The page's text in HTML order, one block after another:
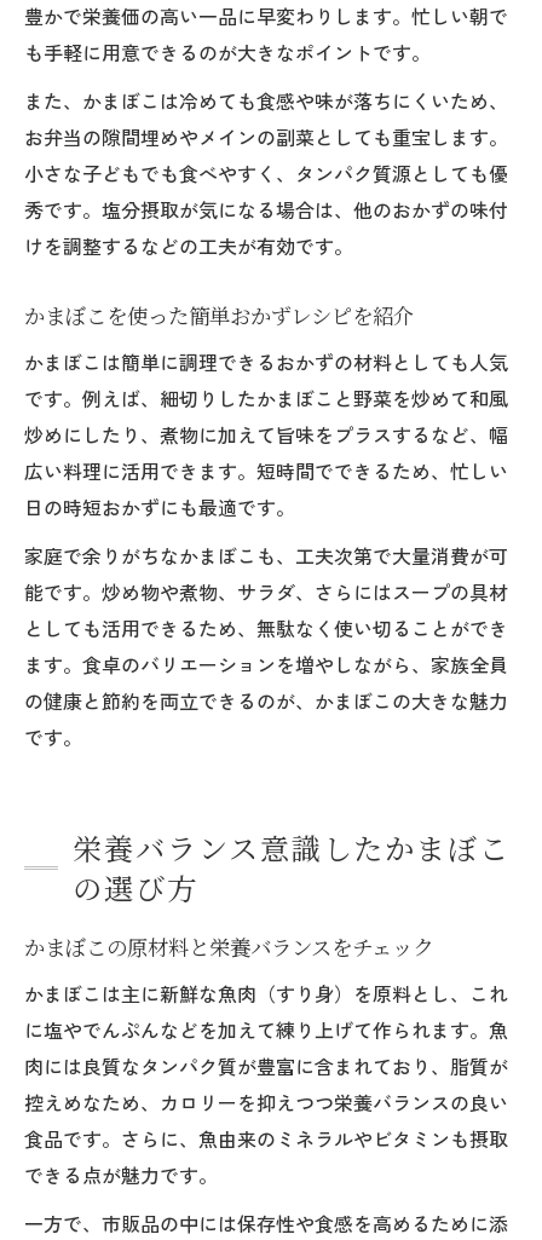
豊かで栄養価の高い一品に早変わりします。忙しい朝で
も手軽に用意できるのが大きなポイントです。
また、かまぼこは冷めても食感や味が落ちにくいため、
お弁当の隙間埋めやメインの副菜としても重宝します。
小さな子どもでも食べやすく、タンパク質源としても優
秀です。塩分摂取が気になる場合は、他のおかずの味付
けを調整するなどの工夫が有効です。
かまぼこを使った簡単おかずレシピを紹介
かまぼこは簡単に調理できるおかずの材料としても人気
です。例えば、細切りしたかまぼこと野菜を炒めて和風
炒めにしたり、煮物に加えて旨味をプラスするなど、幅
広い料理に活用できます。短時間でできるため、忙しい
日の時短おかずにも最適です。
家庭で余りがちなかまぼこも、工夫次第で大量消費が可
能です。炒め物や煮物、サラダ、さらにはスープの具材
としても活用できるため、無駄なく使い切ることができ
ます。食卓のバリエーションを増やしながら、家族全員
の健康と節約を両立できるのが、かまぼこの大きな魅力
です。
栄養バランス意識したかまぼこ
の選び方
かまぼこの原材料と栄養バランスをチェック
かまぼこは主に新鮮な魚肉（すり身）を原料とし、これ
に塩やでんぷんなどを加えて練り上げて作られます。魚
肉には良質なタンパク質が豊富に含まれており、脂質が
控えめなため、カロリーを抑えつつ栄養バランスの良い
食品です。さらに、魚由来のミネラルやビタミンも摂取
できる点が魅力です。
一方で、市販品の中には保存性や食感を高めるために添